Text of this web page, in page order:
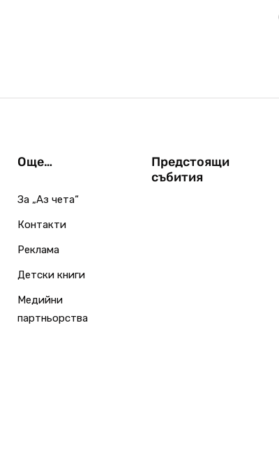
Още…
За „Аз чета“
Контакти
Реклама
Детски книги
Медийни
партньорства
Предстоящи
събития